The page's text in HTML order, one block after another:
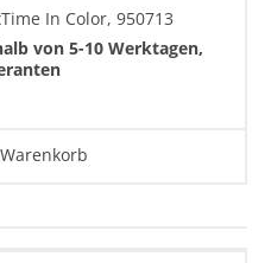
In Color, 950713
von 5-10 Werktagen,